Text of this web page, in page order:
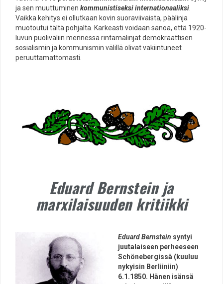
ja sen muuttuminen kommunistiseksi internationaaliksi
Vaikka kehitys ei ollutkaan kovin suoraviivaista, päälinja
muotoutui tältä pohjalta. Karkeasti voidaan sanoa, että 1920-
luvun puoliväliin mennessä rintamalinjat demokraattisen
sosialismin ja kommunismin välillä olivat vakiintuneet
peruuttamattomasti.
Eduard Bernstein ja
marxilaisuuden kritiikki
Eduard Bernstein syntyi
juutalaiseen perheeseen
Schönebergissä (kuuluu
nykyisin Berliiniin)
6.1.1850. Hänen isänsä